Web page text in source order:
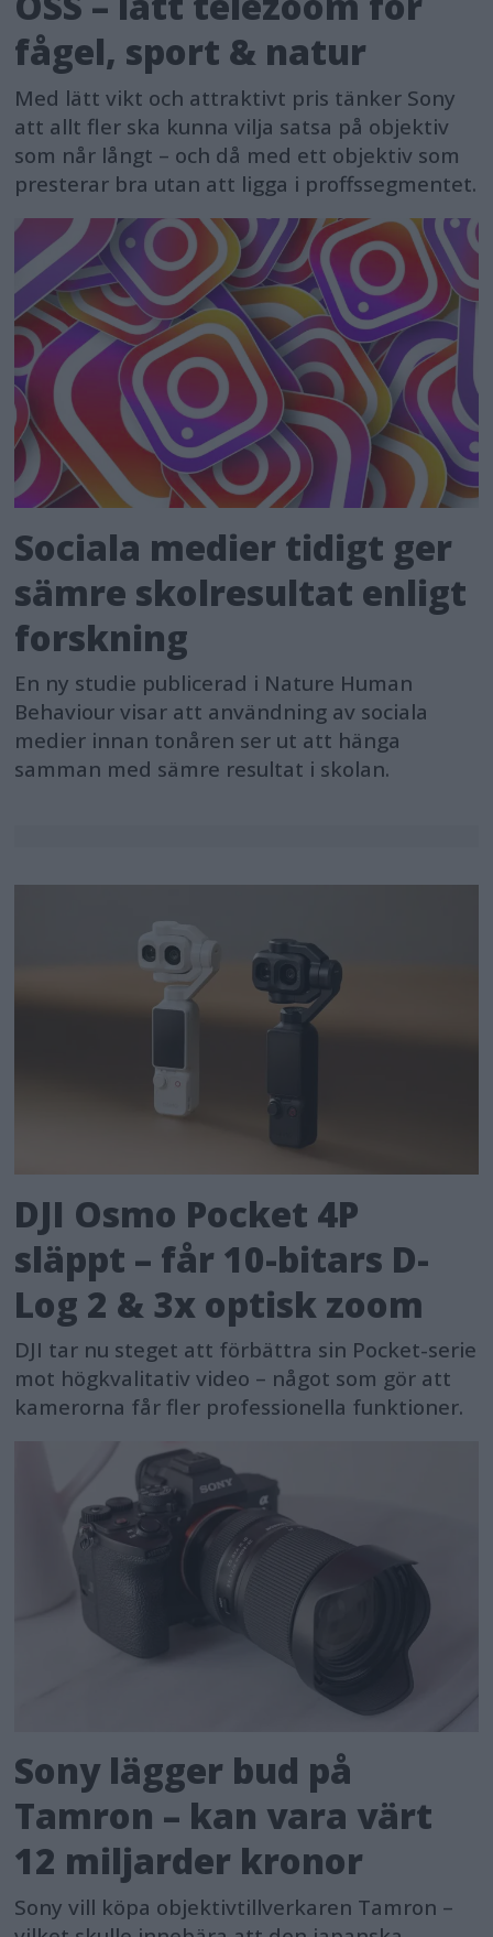
fågel, sport & natur
Med lätt vikt och attraktivt pris tänker Sony
att allt fler ska kunna vilja satsa på objektiv
som når långt – och då med ett objektiv som
presterar bra utan att ligga i proffssegmentet.
Sociala medier tidigt ger
sämre skolresultat enligt
forskning
En ny studie publicerad i Nature Human
Behaviour visar att användning av sociala
medier innan tonåren ser ut att hänga
samman med sämre resultat i skolan.
DJI Osmo Pocket 4P
släppt – får 10-bitars D-
Log 2 & 3x optisk zoom
DJI tar nu steget att förbättra sin Pocket-serie
mot högkvalitativ video – något som gör att
kamerorna får fler professionella funktioner.
Sony lägger bud på
Tamron – kan vara värt
12 miljarder kronor
Sony vill köpa objektivtillverkaren Tamron –